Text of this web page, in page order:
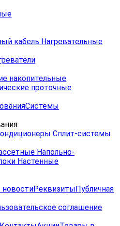
кабель Нагревательные
накопительные
проточные
Системы
Сплит-системы
Напольно-
Настенные
новостиРеквизитыПубличная
соглашение